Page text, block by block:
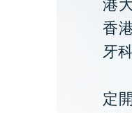
港
香
牙
定